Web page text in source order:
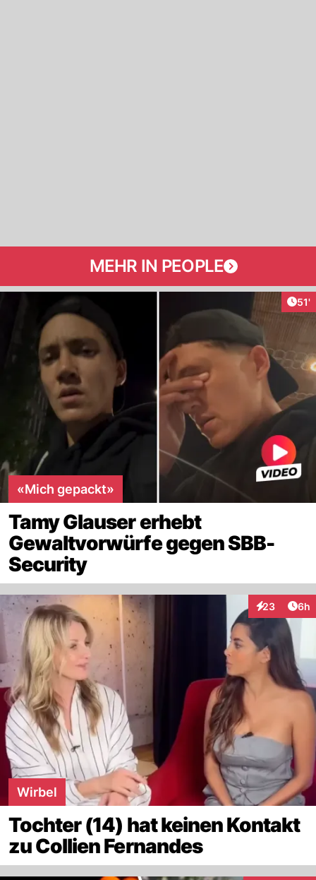
MEHR IN PEOPLE
51'
«Mich gepackt»
Tamy Glauser erhebt
Gewaltvorwürfe gegen SBB-
Security
23
Interaktionen
6h
Wirbel
Tochter (14) hat keinen Kontakt
zu Collien Fernandes